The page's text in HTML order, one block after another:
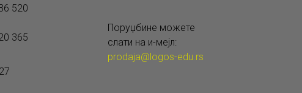
520
365
Поруџбине можете
слати на и-мејл:
prodaja@logos-edu.rs